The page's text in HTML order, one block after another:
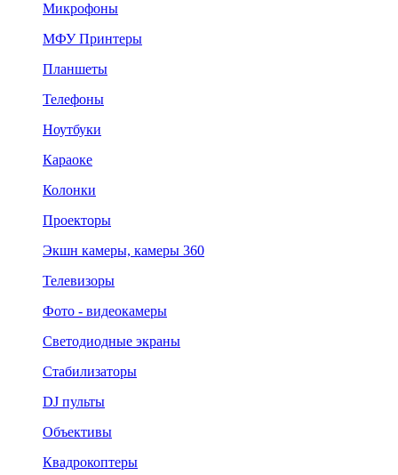
Микрофоны
МФУ Принтеры
Планшеты
Телефоны
Ноутбуки
Караоке
Колонки
Проекторы
Экшн камеры, камеры 360
Телевизоры
Фото - видеокамеры
Светодиодные экраны
Стабилизаторы
DJ пульты
Объективы
Квадрокоптеры